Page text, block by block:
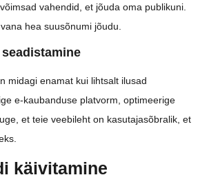
vahendid, et jõuda oma publikuni.
hea suusõnumi jõudu.
midagi enamat kui lihtsalt ilusad
e-kaubanduse platvorm, optimeerige
et teie veebileht on kasutajasõbralik, et
käivitamine